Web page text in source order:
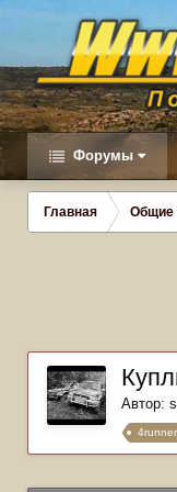
Форумы
Главная Общие
Автор: